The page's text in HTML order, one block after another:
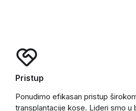
Pristup
Ponudimo efikasan pristup
transplantacije kose. Lideri smo u